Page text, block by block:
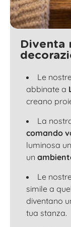
Diventa
Le
abbinate a
creano
La
comando
luminosa
un
Le
simile a
diventano
tua stanza.